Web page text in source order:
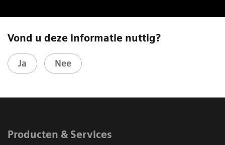
Vond u deze informatie nuttig?
Ja Nee
Producten & Services